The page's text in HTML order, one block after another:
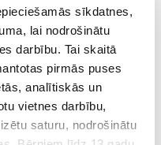
sīkdatnes,
lai nodrošinātu
darbību. Tai skaitā
pirmās puses
analītiskās un
vietnes darbību,
saturu, nodrošinātu